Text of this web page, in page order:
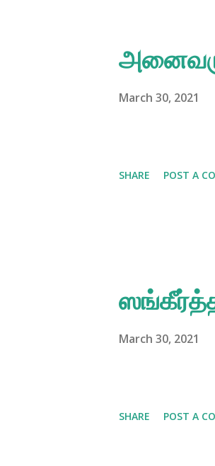
March 30, 2021
SHARE POST A
March 30, 2021
SHARE POST A